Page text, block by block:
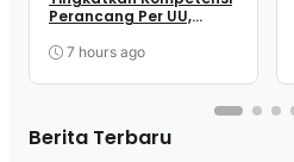
Perancang Per UU,
Berkualitas
7 hours ago
Berita Terbaru